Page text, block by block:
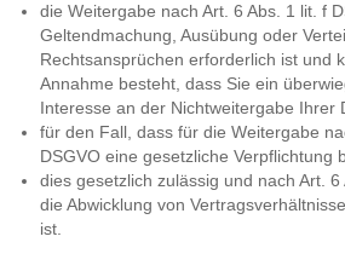
die Weitergabe nach Art. 6 Abs. 1 lit. f
Geltendmachung, Ausübung oder
Rechtsansprüchen erforderlich ist und
Annahme besteht, dass Sie ein
Interesse an der Nichtweitergabe Ihrer
für den Fall, dass für die Weitergabe
DSGVO eine gesetzliche Verpflichtung
dies gesetzlich zulässig und nach Art.
die Abwicklung von
ist.